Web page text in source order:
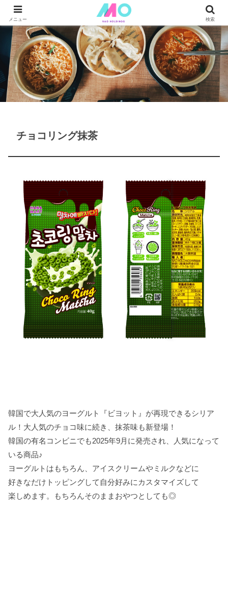
チョコリング抹茶
韓国で大人気のヨーグルト『ビヨット』が再現できるシリア
ル！大人気のチョコ味に続き、抹茶味も新登場！
韓国の有名コンビニでも2025年9月に発売され、人気になって
いる商品♪
ヨーグルトはもちろん、アイスクリームやミルクなどに
好きなだけトッピングして自分好みにカスタマイズして
楽しめます。もちろんそのままおやつとしても◎
メニュー 検索